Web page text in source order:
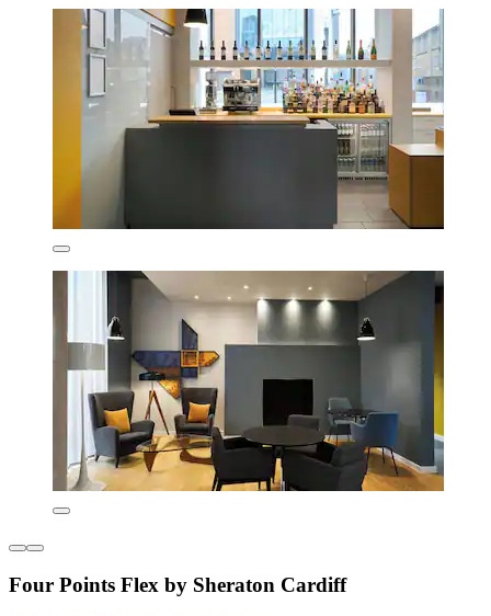
Four Points Flex by Sheraton Cardiff